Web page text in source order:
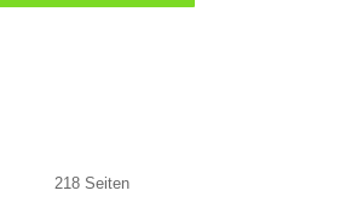
218 Seiten